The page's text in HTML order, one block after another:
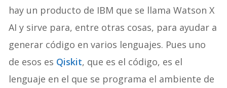
hay un producto de IBM que se llama Watson X
AI y sirve para, entre otras cosas, para ayudar a
generar código en varios lenguajes. Pues uno
de esos es Qiskit, que es el código, es el
lenguaje en el que se programa el ambiente de